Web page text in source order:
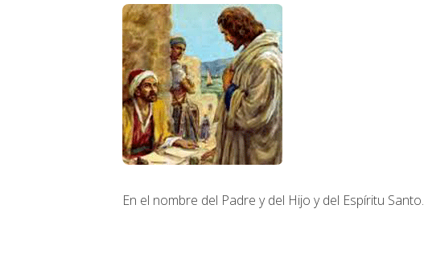
En el nombre del Padre y del Hijo y del Espíritu Santo.